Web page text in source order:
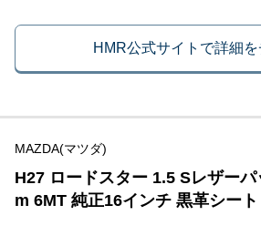
HMR公式サイトで詳細を
MAZDA(マツダ)
H27 ロードスター 1.5 Sレザー
m 6MT 純正16インチ 黒革シート